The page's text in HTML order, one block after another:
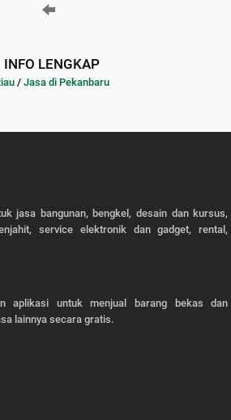
INFO LENGKAP
/ Jasa di Pekanbaru
jasa bangunan, bengkel, desain dan kursus,
service elektronik dan gadget, rental,
aplikasi untuk menjual barang bekas dan
lainnya secara gratis.